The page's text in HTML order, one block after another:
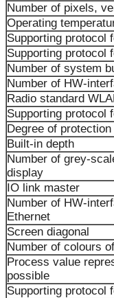
Number of pixels,
Operating
Supporting protocol
Supporting protocol
Number of system
Number of HW-
Radio standard
Supporting protocol
Degree of
Built-in depth
Number of grey-
display
IO link master
Number of HW-
Ethernet
Screen diagonal
Number of colours
Process value
possible
Supporting protocol